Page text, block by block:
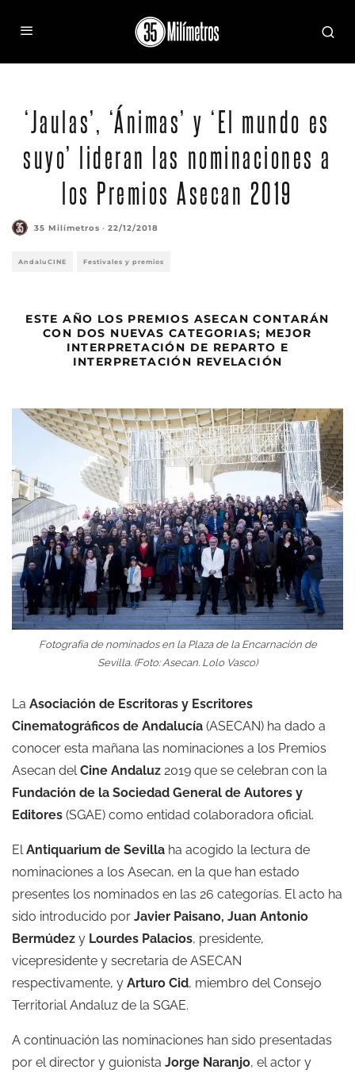
‘Jaulas’, ‘Ánimas’ y ‘El mundo es
suyo’ lideran las nominaciones a
los Premios Asecan 2019
35 Milímetros · 22/12/2018
AndaluCINE Festivales y premios
ESTE AÑO LOS PREMIOS ASECAN CONTARÁN
CON DOS NUEVAS CATEGORIAS; MEJOR
INTERPRETACIÓN DE REPARTO E
INTERPRETACIÓN REVELACIÓN
Fotografía de nominados en la Plaza de la Encarnación de
Sevilla. (Foto: Asecan. Lolo Vasco)
La Asociación de Escritoras y Escritores
Cinematográficos de Andalucía (ASECAN) ha dado a
conocer esta mañana las nominaciones a los Premios
Asecan del Cine Andaluz 2019 que se celebran con la
Fundación de la Sociedad General de Autores y
Editores (SGAE) como entidad colaboradora oficial.
El Antiquarium de Sevilla ha acogido la lectura de
nominaciones a los Asecan, en la que han estado
presentes los nominados en las 26 categorías. El acto ha
sido introducido por Javier Paisano, Juan Antonio
Bermúdez y Lourdes Palacios, presidente,
vicepresidente y secretaria de ASECAN
respectivamente, y Arturo Cid, miembro del Consejo
Territorial Andaluz de la SGAE.
A continuación las nominaciones han sido presentadas
por el director y guionista Jorge Naranjo, el actor y